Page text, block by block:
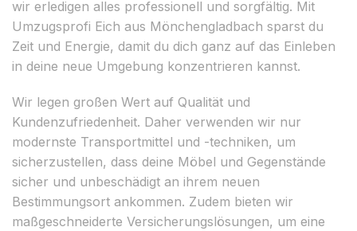
wir erledigen alles professionell und sorgfältig. Mit
Umzugsprofi Eich aus Mönchengladbach sparst du
Zeit und Energie, damit du dich ganz auf das Einleben
in deine neue Umgebung konzentrieren kannst.
Wir legen großen Wert auf Qualität und
Kundenzufriedenheit. Daher verwenden wir nur
modernste Transportmittel und -techniken, um
sicherzustellen, dass deine Möbel und Gegenstände
sicher und unbeschädigt an ihrem neuen
Bestimmungsort ankommen. Zudem bieten wir
maßgeschneiderte Versicherungslösungen, um eine